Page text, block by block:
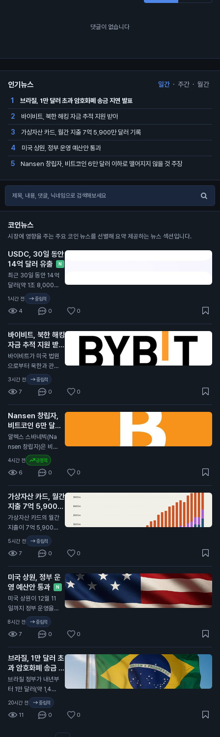
댓글이 없습니다
인기뉴스 일간 · 주간 · 월간
1 브라질, 1만 달러 초과 암호화폐 송금 지연 발표
2 바이비트, 북한 해킹 자금 추적 지원 받아
3 가상자산 카드, 월간 지출 7억 5,900만 달러 기록
4 미국 상원, 정부 운영 예산안 통과
5 Nansen 창립자, 비트코인 6만 달러 이하로 떨어지지 않을 것 주장
코인뉴스
시장에 영향을 주는 주요 코인 뉴스를 선별해 요약 제공하는 뉴스 섹션입니다.
USDC, 30일 동안
14억 달러 유출
N
최근 30일 동안 14억
달러(약 1조 8,000억
원) 규모의 스테이블
코인 USDC가 유통
에서 사라졌습니다.
이는 스테이블코인 시
장에서 큰 변화가 일
어나고 있음을 보여줍
니다. USDC의 시장
가치는 두 달 동안 약
110억 달러 줄어들었
습니다. 반면, 테더(U
SDT)는 달러 가치를
유지하며 투자자들의
관심을 받고 있습니
다. 그러나 USDT도
최근 60일 동안 약 4
0억 달러가 유출되었
습니다. 이와 함께 비
트코인 가격 하락이
스테이블코인 시장에
이번 USDC 유출은
투자자들에게 중요한
신호입니다. 스테이블
코인 유통 감소는 시
장의 불안정을 나타내
며, 이는 가격 변동성
과 규제에 대한 우려
1시간 전 중립적
4 0 0
바이비트, 북한 해킹
자금 추적 지원 받아
N
바이비트가 미국 법원
으로부터 북한과 관련
된 15억 달러 규모 해
킹 사건에 대한 추적
지원을 받았습니다.
그러나 도난당한 자금
의 90%는 이미 추적
이 불가능한 상태입니
다. 북한 해커들은 최
근 1,640개 기업을
침투했습니다. 이들은
가상자산 지갑을 주요
목표로 삼아 공격했습
니다. 연구자에 따르
면, 700~800개 조
직이 심각한 피해를
입었으며, 많은 기업
의 서버와 클라우드
시스템에 접근했습니
다. 이 사건은 일반 투
자자에게 중요한 의미
건이 가상자산 시장에
미치는 영향으로 인
해, 투자자들은 자산
의 안전성을 더욱 신
경 써야 할 것입니다.
3시간 전 중립적
7 0 0
Nansen 창립자,
비트코인 6만 달러
이하로 떨어지지 않
을 것 주장
N
알렉스 스바네빅(Na
nsen 창립자)은 비트
코인이 다시는 6만 달
러(약 8,000만 원)
이하로 떨어지지 않을
것이라고 주장했습니
다. 그는 현실 자산 거
래 덕분에 암호화폐
시장이 성장하고 있다
고 말했습니다. 스바
네빅은 최근 인터뷰에
서, 암호화폐가 실제
자산과 연결되면서 투
자자들이 더 많은 관
심을 보이고 있다고
설명했습니다. 그는
특히 미국 국채와 같
은 자산이 블록체인에
해 시장이 더욱 활성
화되고 있다고 강조했
트코인 투자자들에게
긍정적인 신호로 작용
할 수 있습니다. 비트
코인의 가격이 안정적
으로 유지되면, 더 많
은 사람들이 투자에
나설 가능성이 높아지
4시간 전 긍정적
6 0 0
가상자산 카드, 월간
지출 7억 5,900만
달러 기록
N
가상자산 카드의 월간
지출이 7억 5,900만
달러(약 1조 1,000억
원)를 기록했습니다.
이는 전년 대비 두 배
이상 증가한 수치입니
다. 가상자산 카드 사
용이 증가하면서, 많
은 사람들이 가상자산
을 일상에서 활용하고
있습니다. 이러한 변
화는 가상자산의 대중
화와 관련이 있습니
다. 특히, 데이터 센터
건설 비용이 증가하고
있어 가상자산과 인공
지능(AI) 관련 기업들
이 인프라를 확장하고
있습니다. 이 통계는
가상자산 카드 사용이
증가하고 있다는 것을
자자에게는 가상자산
5시간 전 중립적
7 0 0
미국 상원, 정부 운
영 예산안 통과
N
미국 상원이 12월 11
일까지 정부 운영을
유지하는 예산안을 통
과시켰습니다. 이번
예산안은 현재의 정부
자금 지원 수준을 유
지하며, 여성, 유아 및
아동을 위한 특별 보
충 영양 프로그램(WI
C)과 국가 안보 프로
그램 등을 포함합니
다. 상원은 이 예산안
으로 사이버 보안 권
8시간 전 중립적
7 0 0
브라질, 1만 달러 초
과 암호화폐 송금 지
연 발표
N
브라질 정부가 내년부
터 1만 달러(약 1,400
만 원) 이상의 암호화
폐 송금을 최대 24시
간 지연시키기로 했습
20시간 전 중립적
11 0 0